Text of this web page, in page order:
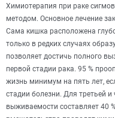
Химиотерапия при раке
методом. Основное лечение
Сама кишка расположена
только в редких случаях
позволяет достичь полного
первой стадии рака. 95 %
жизнь минимум на пять лет,
стадии болезни. Для третьей и
выживаемости составляет 40